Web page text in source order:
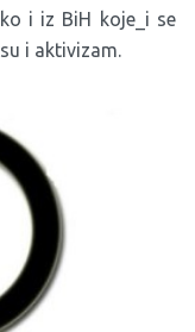
i iz BiH koje_i se
i aktivizam.